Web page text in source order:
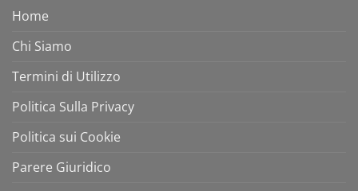
Home
Chi Siamo
Termini di Utilizzo
Politica Sulla Privacy
Politica sui Cookie
Parere Giuridico